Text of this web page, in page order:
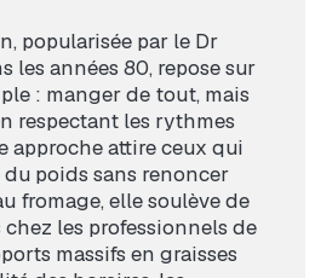
popularisée par le Dr
les années 80, repose sur
: manger de tout, mais
respectant les rythmes
approche attire ceux qui
poids sans renoncer
fromage, elle soulève de
chez les professionnels de
massifs en graisses